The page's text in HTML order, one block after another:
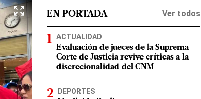
EN PORTADA Ver todos
ACTUALIDAD
Evaluación de jueces de la Suprema
Corte de Justicia revive críticas a la
discrecionalidad del CNM
DEPORTES